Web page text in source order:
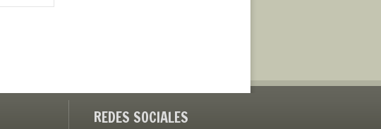
REDES SOCIALES